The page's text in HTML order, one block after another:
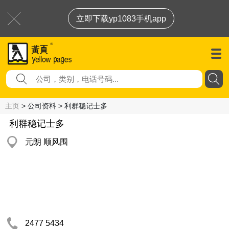
立即下载yp1083手机app
主页 > 公司资料 > 利群稳记士多
利群稳记士多
元朗 顺风围
2477 5434